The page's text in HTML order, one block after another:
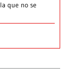
que no se